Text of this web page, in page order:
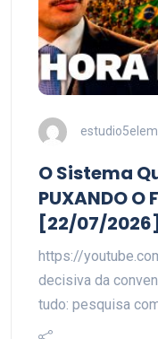
O Sistema
PUXANDO O
[22/07/2026]
https://
decisiva da
tudo: pesquisa